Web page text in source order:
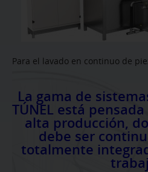
CONTACTO
Para el lavado en continuo de
La gama de
TÚNEL está
alta producción,
debe ser
totalmente